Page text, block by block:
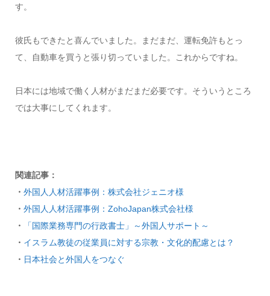
す。
彼氏もできたと喜んでいました。まだまだ、運転免許もとっ
て、自動車を買うと張り切っていました。これからですね。
日本には地域で働く人材がまだまだ必要です。そういうところ
では大事にしてくれます。
関連記事：
・ 外国人人材活躍事例：株式会社ジェニオ様
・ 外国人人材活躍事例：ZohoJapan株式会社様
・
「国際業務専門の行政書士」～外国人サポート～
・ イスラム教徒の従業員に対する宗教・文化的配慮とは？
・ 日本社会と外国人をつなぐ